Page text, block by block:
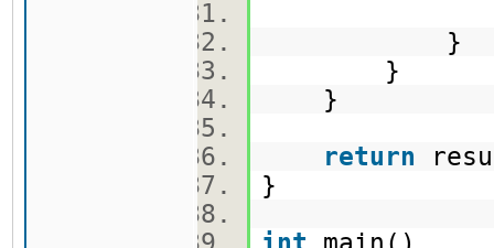
}
}
}
return
}